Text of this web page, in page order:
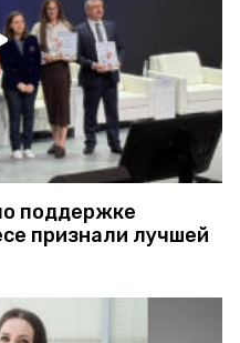
поддержке
признали лучшей